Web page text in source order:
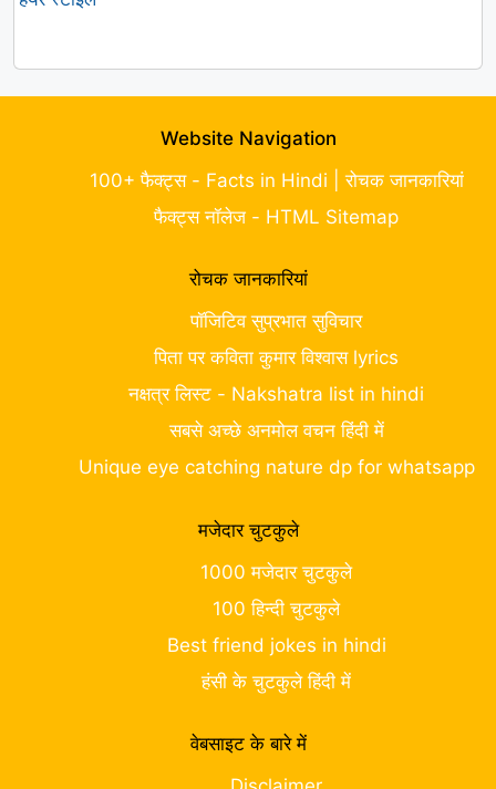
Website Navigation
100+ फैक्ट्स - Facts in Hindi | रोचक जानकारियां
फैक्ट्स नॉलेज - HTML Sitemap
रोचक जानकारियां
पॉजिटिव सुप्रभात सुविचार
पिता पर कविता कुमार विश्वास lyrics
नक्षत्र लिस्ट - Nakshatra list in hindi
सबसे अच्छे अनमोल वचन हिंदी में
Unique eye catching nature dp for whatsapp
मजेदार चुटकुले
1000 मजेदार चुटकुले
100 हिन्दी चुटकुले
Best friend jokes in hindi
हंसी के चुटकुले हिंदी में
वेबसाइट के बारे में